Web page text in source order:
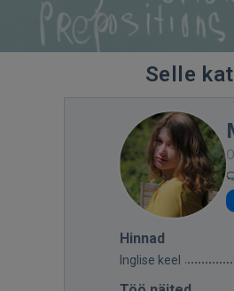
Selle
Hinnad
Inglise keel